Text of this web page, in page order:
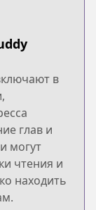
в
глав и
могут
чтения и
находить